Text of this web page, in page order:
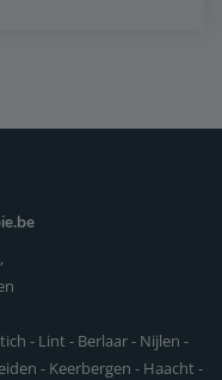
- Lint - Berlaar - Nijlen -
- Keerbergen - Haacht -